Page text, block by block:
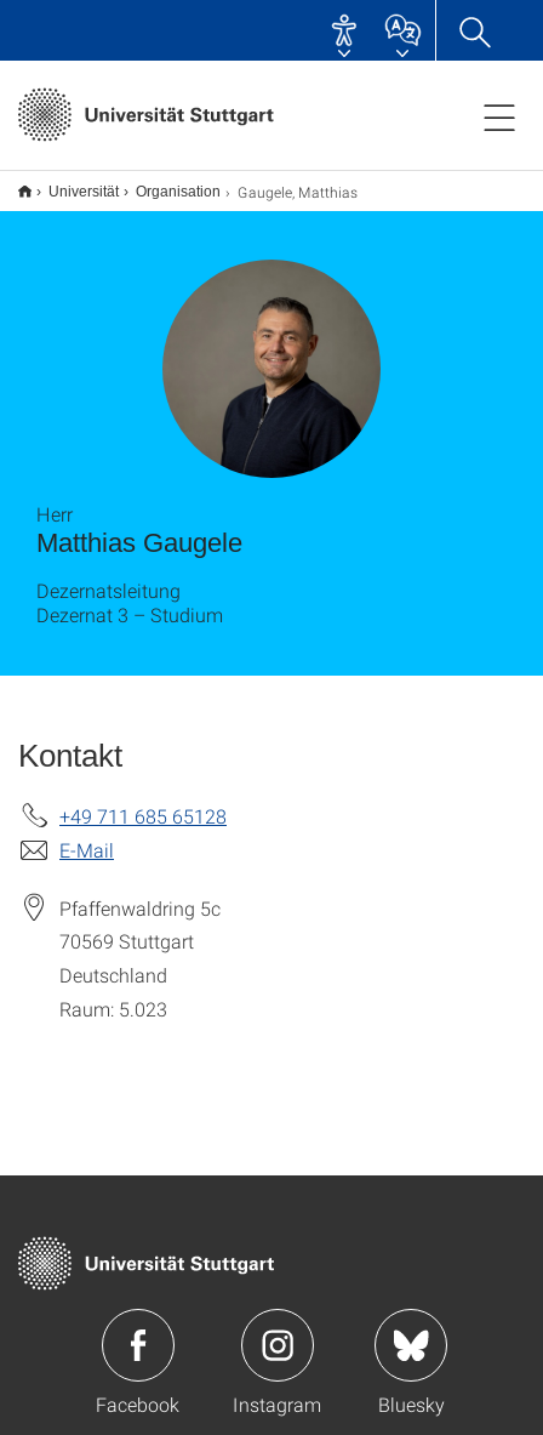
Universität Organisation Gaugele, Matthias
Matthias Gaugele
Herr
Dezernatsleitung
Dezernat 3 – Studium
Kontakt
+49 711 685 65128
E-Mail
Pfaffenwaldring 5c
70569 Stuttgart
Deutschland
Raum: 5.023
Facebook Instagram Bluesky